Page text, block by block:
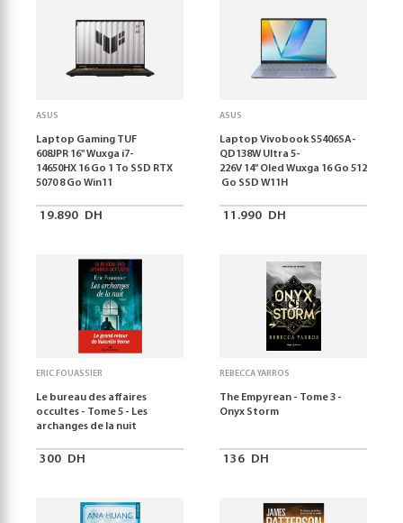
ASUS
Laptop Gaming TUF
608JPR 16'' Wuxga i7-
14650HX 16 Go 1 To SSD RTX
5070 8 Go Win11
19.890 DH
ASUS
Laptop Vivobook S5406SA-
QD138W Ultra 5-
226V 14" Oled Wuxga 16 Go 512
Go SSD W11H
11.990 DH
ERIC FOUASSIER
Le bureau des affaires
occultes - Tome 5 - Les
archanges de la nuit
300 DH
REBECCA YARROS
The Empyrean - Tome 3 -
Onyx Storm
136 DH